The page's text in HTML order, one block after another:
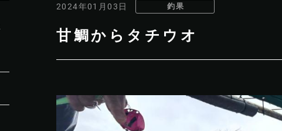
2024年01月03日 釣果
甘鯛からタチウオ